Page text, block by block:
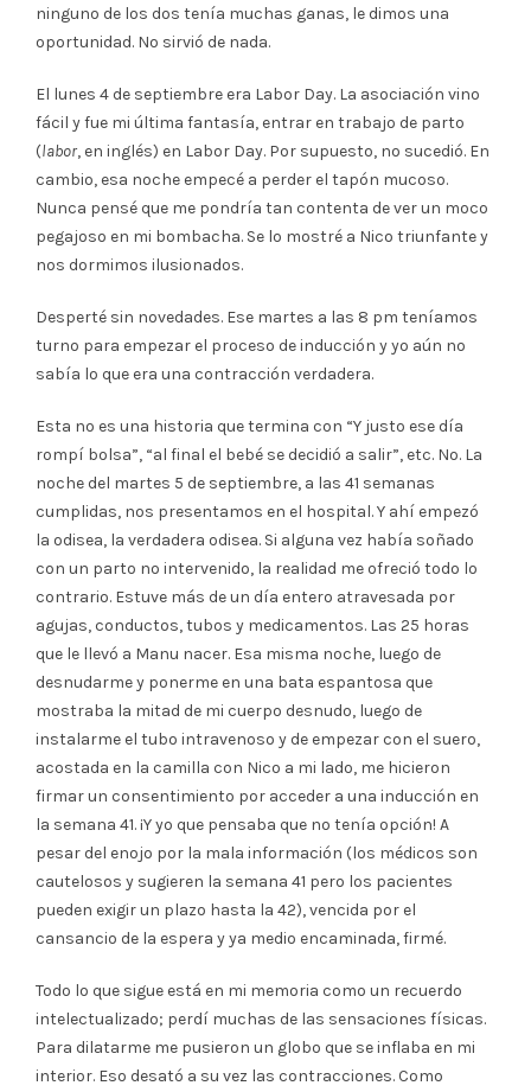
ninguno de los dos tenía muchas ganas, le dimos una
oportunidad. No sirvió de nada.
El lunes 4 de septiembre era Labor Day. La asociación vino
fácil y fue mi última fantasía, entrar en trabajo de parto
(labor, en inglés) en Labor Day. Por supuesto, no sucedió. En
cambio, esa noche empecé a perder el tapón mucoso.
Nunca pensé que me pondría tan contenta de ver un moco
pegajoso en mi bombacha. Se lo mostré a Nico triunfante y
nos dormimos ilusionados.
Desperté sin novedades. Ese martes a las 8 pm teníamos
turno para empezar el proceso de inducción y yo aún no
sabía lo que era una contracción verdadera.
Esta no es una historia que termina con “Y justo ese día
rompí bolsa”, “al final el bebé se decidió a salir”, etc. No. La
noche del martes 5 de septiembre, a las 41 semanas
cumplidas, nos presentamos en el hospital. Y ahí empezó
la odisea, la verdadera odisea. Si alguna vez había soñado
con un parto no intervenido, la realidad me ofreció todo lo
contrario. Estuve más de un día entero atravesada por
agujas, conductos, tubos y medicamentos. Las 25 horas
que le llevó a Manu nacer. Esa misma noche, luego de
desnudarme y ponerme en una bata espantosa que
mostraba la mitad de mi cuerpo desnudo, luego de
instalarme el tubo intravenoso y de empezar con el suero,
acostada en la camilla con Nico a mi lado, me hicieron
firmar un consentimiento por acceder a una inducción en
la semana 41. ¡Y yo que pensaba que no tenía opción! A
pesar del enojo por la mala información (los médicos son
cautelosos y sugieren la semana 41 pero los pacientes
pueden exigir un plazo hasta la 42), vencida por el
cansancio de la espera y ya medio encaminada, firmé.
Todo lo que sigue está en mi memoria como un recuerdo
intelectualizado; perdí muchas de las sensaciones físicas.
Para dilatarme me pusieron un globo que se inflaba en mi
interior. Eso desató a su vez las contracciones. Como